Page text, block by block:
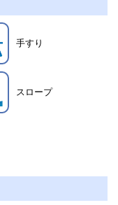
手すり
スロープ